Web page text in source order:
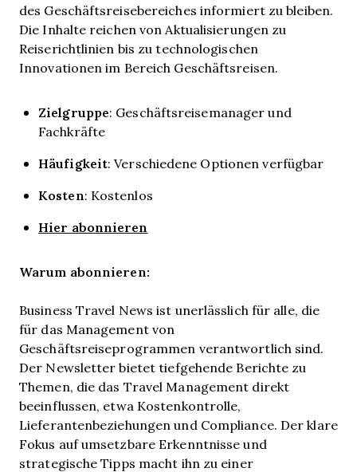
des Geschäftsreisebereiches informiert zu bleiben.
Die Inhalte reichen von Aktualisierungen zu
Reiserichtlinien bis zu technologischen
Innovationen im Bereich Geschäftsreisen.
Zielgruppe: Geschäftsreisemanager und
Fachkräfte
Häufigkeit: Verschiedene Optionen verfügbar
Kosten: Kostenlos
Hier abonnieren
Warum abonnieren:
Business Travel News ist unerlässlich für alle, die
für das Management von
Geschäftsreiseprogrammen verantwortlich sind.
Der Newsletter bietet tiefgehende Berichte zu
Themen, die das Travel Management direkt
beeinflussen, etwa Kostenkontrolle,
Lieferantenbeziehungen und Compliance. Der klare
Fokus auf umsetzbare Erkenntnisse und
strategische Tipps macht ihn zu einer